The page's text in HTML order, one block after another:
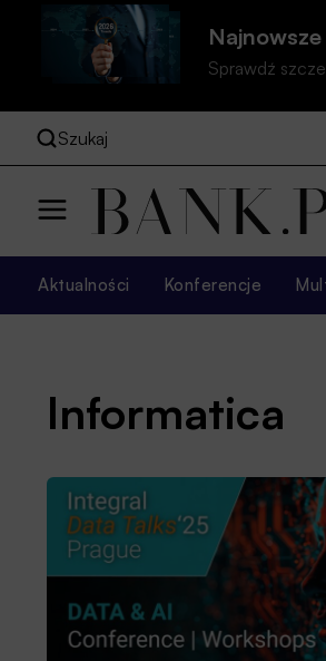
Sprawdź
Szukaj
Aktualności Konferencje
Informatica